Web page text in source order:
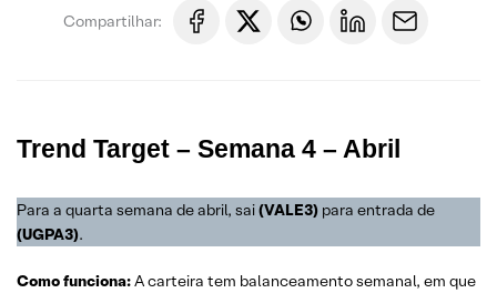
Compartilhar:
Trend Target – Semana 4 – Abril
Para a quarta semana de abril, sai(VALE3) para entrada de
(UGPA3).
Como funciona:A carteira tem balanceamento semanal, em que